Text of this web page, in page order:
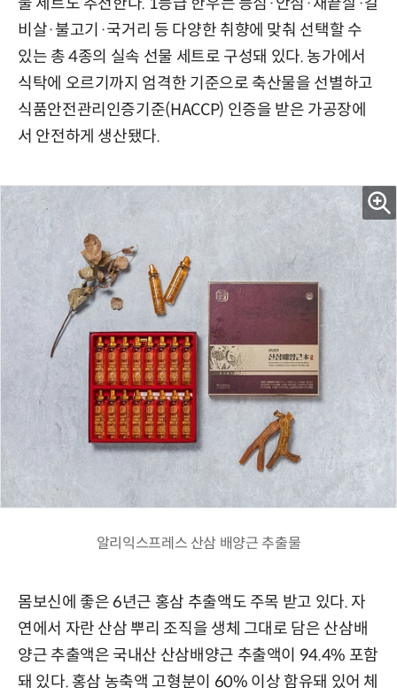
비살·불고기·국거리 등 다양한 취향에 맞춰 선택할 수
있는 총 4종의 실속 선물 세트로 구성돼 있다. 농가에서
식탁에 오르기까지 엄격한 기준으로 축산물을 선별하고
식품안전관리인증기준(HACCP) 인증을 받은 가공장에
서 안전하게 생산됐다.
알리익스프레스 산삼 배양근 추출물
몸보신에 좋은 6년근 홍삼 추출액도 주목 받고 있다. 자
연에서 자란 산삼 뿌리 조직을 생체 그대로 담은 산삼배
양근 추출액은 국내산 산삼배양근 추출액이 94.4% 포함
돼 있다. 홍삼 농축액 고형분이 60% 이상 함유돼 있어 체